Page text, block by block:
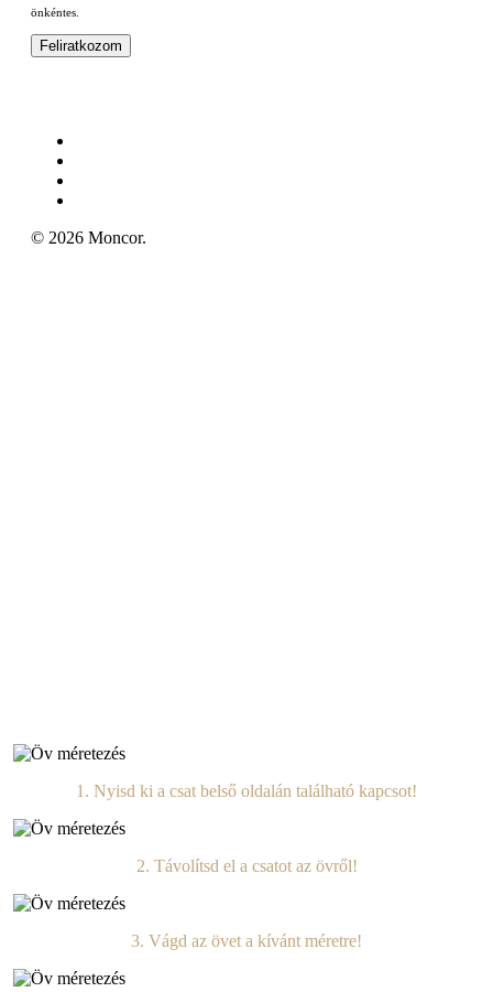
önkéntes.
© 2026 Moncor.
1. Nyisd ki a csat belső oldalán található kapcsot!
2. Távolítsd el a csatot az övről!
3. Vágd az övet a kívánt méretre!